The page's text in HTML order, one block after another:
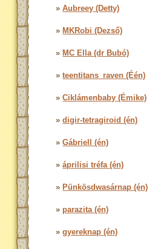
»Aubreey (Detty)
» MKRobi (Dezső)
» MC Ella (dr Bubó)
»teentitans_raven (Één)
»Ciklámenbaby (Émike)
»digir-tetragiroid (én)
»Gábriell (én)
»áprilisi tréfa (én)
» Pünkösdwasárnap (én)
» parazita (én)
»gyereknap (én)